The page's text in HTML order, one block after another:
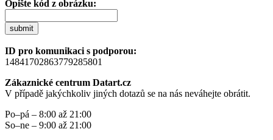
Opište kód z obrázku:
submit
ID pro komunikaci s podporou:
14841702863779285801
Zákaznické centrum Datart.cz
V případě jakýchkoliv jiných dotazů se na nás neváhejte obrátit.
Po–pá – 8:00 až 21:00
So–ne – 9:00 až 21:00